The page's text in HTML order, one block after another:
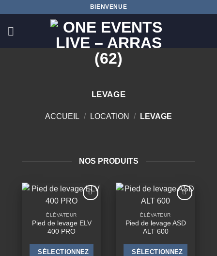
contenu
BIENVENUE
LEVAGE
ACCUEIL / LOCATION / LEVAGE
NOS PRODUITS
wishlist
ÉLÉVATEUR
Pied de levage ELV
400 PRO
SÉLECTIONNEZ
wishlist
ÉLÉVATEUR
Pied de levage ASD
ALT 600
SÉLECTIONNEZ